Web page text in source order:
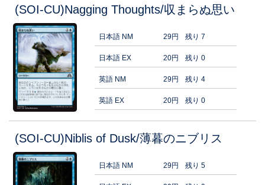
(SOI-CU)Nagging Thoughts/収まらぬ思い
日本語 NM 29円 残り 7
日本語 EX 20円 残り 0
英語 NM 29円 残り 4
英語 EX 20円 残り 0
(SOI-CU)Niblis of Dusk/薄暮のニブリス
日本語 NM 29円 残り 5